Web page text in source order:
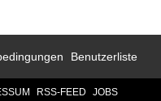
Benutzerliste
RSS-FEED JOBS